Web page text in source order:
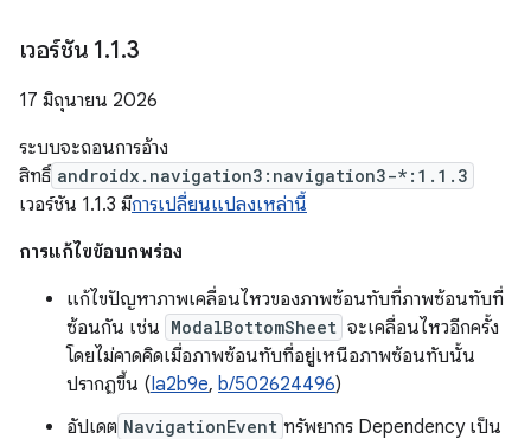
เวอร์ชัน 1.1.3
17 มิถุนายน 2026
ระบบจะถอนการอ้าง
สิทธิ์ androidx.navigation3:navigation3-*:1.1.3
เวอร์ชัน 1.1.3 มีการเปลี่ยนแปลงเหล่านี้
การแก้ไขข้อบกพร่อง
แก้ไขปัญหาภาพเคลื่อนไหวของภาพซ้อนทับที่ภาพซ้อนทับที่
ซ้อนกัน เช่น ModalBottomSheet จะเคลื่อนไหวอีกครั้ง
โดยไม่คาดคิดเมื่อภาพซ้อนทับที่อยู่เหนือภาพซ้อนทับนั้น
ปรากฏขึ้น (Ia2b9e, b/502624496)
อัปเดต NavigationEvent ทรัพยากร Dependency เป็น